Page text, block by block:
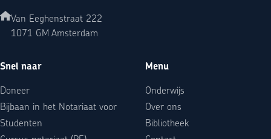
Van Eeghenstraat 222
1071 GM Amsterdam
Snel naar
Doneer
Bijbaan in het Notariaat voor
Studenten
Menu
Onderwijs
Over ons
Bibliotheek